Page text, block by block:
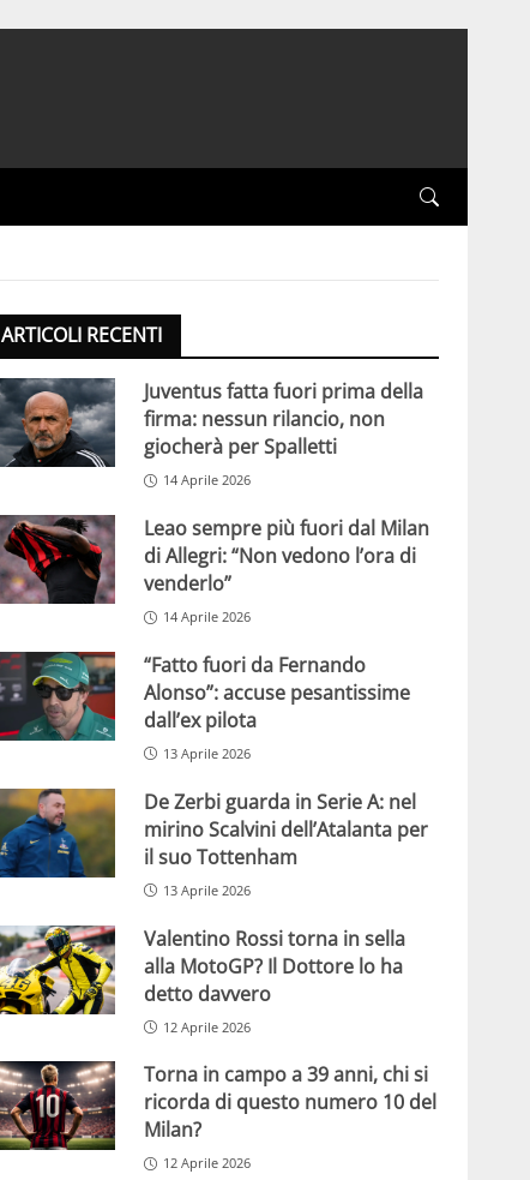
ARTICOLI RECENTI
Juventus fatta fuori prima della
firma: nessun rilancio, non
giocherà per Spalletti
14 Aprile 2026
Leao sempre più fuori dal Milan
di Allegri: “Non vedono l’ora di
venderlo”
14 Aprile 2026
“Fatto fuori da Fernando
Alonso”: accuse pesantissime
dall’ex pilota
13 Aprile 2026
De Zerbi guarda in Serie A: nel
mirino Scalvini dell’Atalanta per
il suo Tottenham
13 Aprile 2026
Valentino Rossi torna in sella
alla MotoGP? Il Dottore lo ha
detto davvero
12 Aprile 2026
Torna in campo a 39 anni, chi si
ricorda di questo numero 10 del
Milan?
12 Aprile 2026